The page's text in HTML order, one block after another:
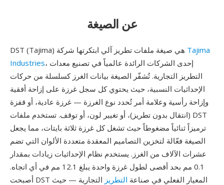
عن الصيغة
Tajima
Industries، إحدى الشركات الرائدة عالمياً في تصنيع معدات
التطريز التجارية. تُشفّر الصيغة بيانات الغرز كسلسلة من حركات
الإحداثيات النسبية، حيث يحتوي كل سجل غرزة على إزاحة أفقية
وإزاحة رأسية وعلامة أمر تُحدد نوع الغرزة — غرزة عادية، أو قفزة
(انتقال بدون تطريز)، أو تغيير لون، أو توقف. تستخدم ملفات DST
ترميزاً ثنائياً مضغوطاً حيث تشغل كل غرزة ثلاثة بايتات، مما يجعل
الصيغة فعّالة لتخزين التصاميم المعقدة متعددة الألوان التي تضم
عشرات الآلاف من الغرز. يستخدم نظام الإحداثيات زيادات بمقدار
0.1 مم بحد أقصى لطول غرزة واحدة يبلغ 12.1 مم في أي اتجاه.
أصبحت DST المعيار الفعلي في صناعة التطريز التجارية — حيث